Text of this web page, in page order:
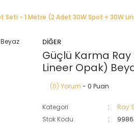
Seti - 1 Metre (2 Adet 30W Spot + 30W
DİĞER
Güçlü Karma
Lineer Opak)
(0) Yorum - 0 Puan
Kategori
Ray
Stok Kodu